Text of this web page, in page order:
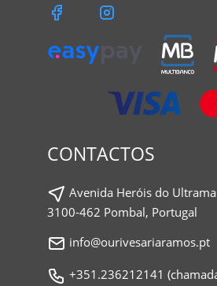
CONTACTOS
Avenida Heróis do
3100-462 Pombal, Portugal
info@ourivesariaramos.pt
+351.236212141